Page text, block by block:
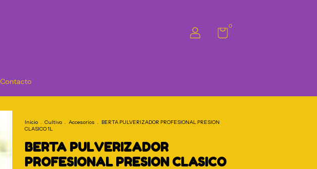
0
Contacto
Inicio . Cultivo . Accesorios . BERTA PULVERIZADOR PROFESIONAL PRESION
CLASICO 1L
BERTA PULVERIZADOR
PROFESIONAL PRESION CLASICO